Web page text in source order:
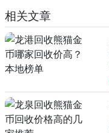
相关文章